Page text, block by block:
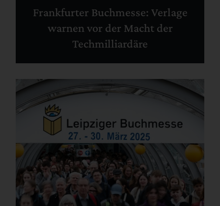
Frankfurter Buchmesse: Verlage
warnen vor der Macht der
Techmilliardäre